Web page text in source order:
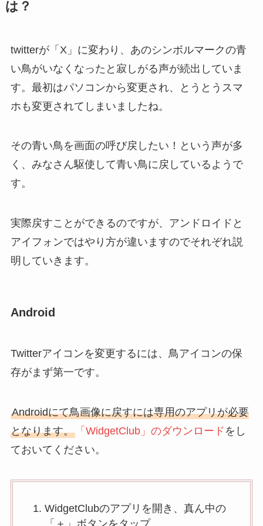
は？
twitterが「X」に変わり、あのシンボルマークの青
い鳥がいなくなったと寂しがる声が続出していま
す。最初はパソコンから変更され、とうとうスマ
ホも変更されてしまいましたね。
その青い鳥を画面の呼び戻したい！という声が多
く、みなさん駆使して青い鳥に戻しているようで
す。
実際戻すことができるのですが、アンドロイドと
アイフォンではやり方が違いますのでそれぞれ説
明していきます。
Android
Twitterアイコンを変更するには、鳥アイコンの保
存がまず第一です。
Androidにて鳥画像に戻すには専用のアプリが必要
となります。「WidgetClub」のダウンロード をし
ておいてください。
WidgetClubのアプリを開き、真ん中の
「＋」ボタンをタップ